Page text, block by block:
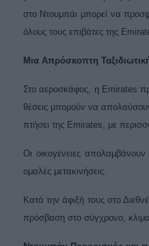
στο Ντουμπάι μπορεί να
όλους τους επιβάτες της
Μια Απρόσκοπτη
Στο αεροσκάφος, η Emirates
θέσεις μπορούν να
πτήσει της Emirates, με
Οι οικογένειες
ομαλές μετακινήσεις.
Κατά την άφιξή τους στο
πρόσβαση στο σύγχρονο,